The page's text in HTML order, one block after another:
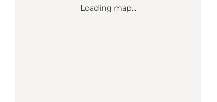
Loading map...